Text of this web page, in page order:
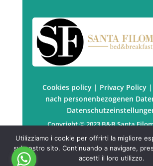
Cookies policy| Privacy Policy|
nach personenbezogenen
Copyright © 2023 B&B Santa
rights reserved. | P.Iva:
Powered byKuboWeb
Utilizziamo i cookie per offrirti la migliore
sul nostro sito. Continuando a navigare,
accetti il loro utilizzo.